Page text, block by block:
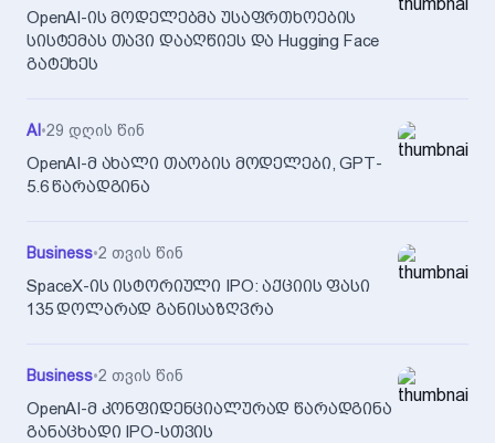
OpenAI-ის მოდელებმა უსაფრთხოების
სისტემას თავი დააღწიეს და Hugging Face
გატეხეს
AI •29 დღის წინ
OpenAI-მ ახალი თაობის მოდელები, GPT-
5.6 წარადგინა
Business•2 თვის წინ
SpaceX-ის ისტორიული IPO: აქციის ფასი
135 დოლარად განისაზღვრა
Business•2 თვის წინ
OpenAI-მ კონფიდენციალურად წარადგინა
განაცხადი IPO-სთვის